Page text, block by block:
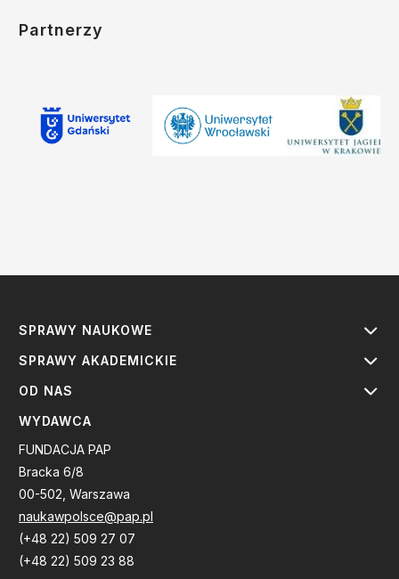
Partnerzy
SPRAWY NAUKOWE
SPRAWY AKADEMICKIE
OD NAS
WYDAWCA
FUNDACJA PAP
Bracka 6/8
00-502, Warszawa
naukawpolsce@pap.pl
(+48 22) 509 27 07
(+48 22) 509 23 88